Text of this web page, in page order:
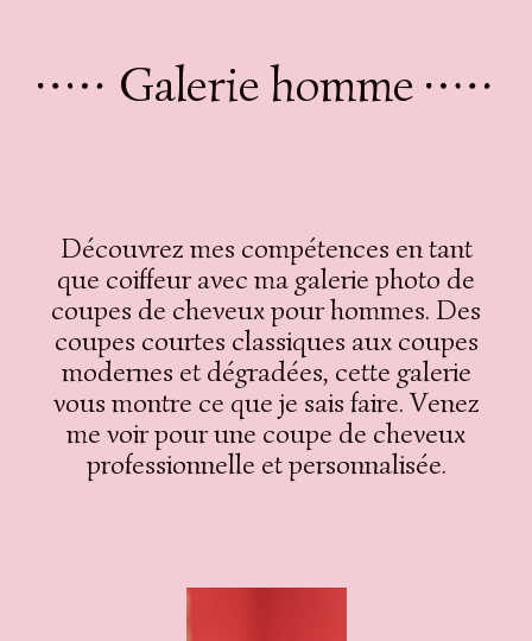
Galerie homme
Découvrez mes compétences en tant
que coiffeur avec ma galerie photo de
coupes de cheveux pour hommes. Des
coupes courtes classiques aux coupes
modernes et dégradées, cette galerie
vous montre ce que je sais faire. Venez
me voir pour une coupe de cheveux
professionnelle et personnalisée.